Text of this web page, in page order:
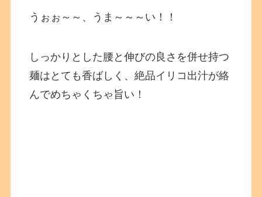
うぉぉ～～、うま～～～い！！
しっかりとした腰と伸びの良さを併せ持つ
麺はとても香ばしく、絶品イリコ出汁が絡
んでめちゃくちゃ旨い！